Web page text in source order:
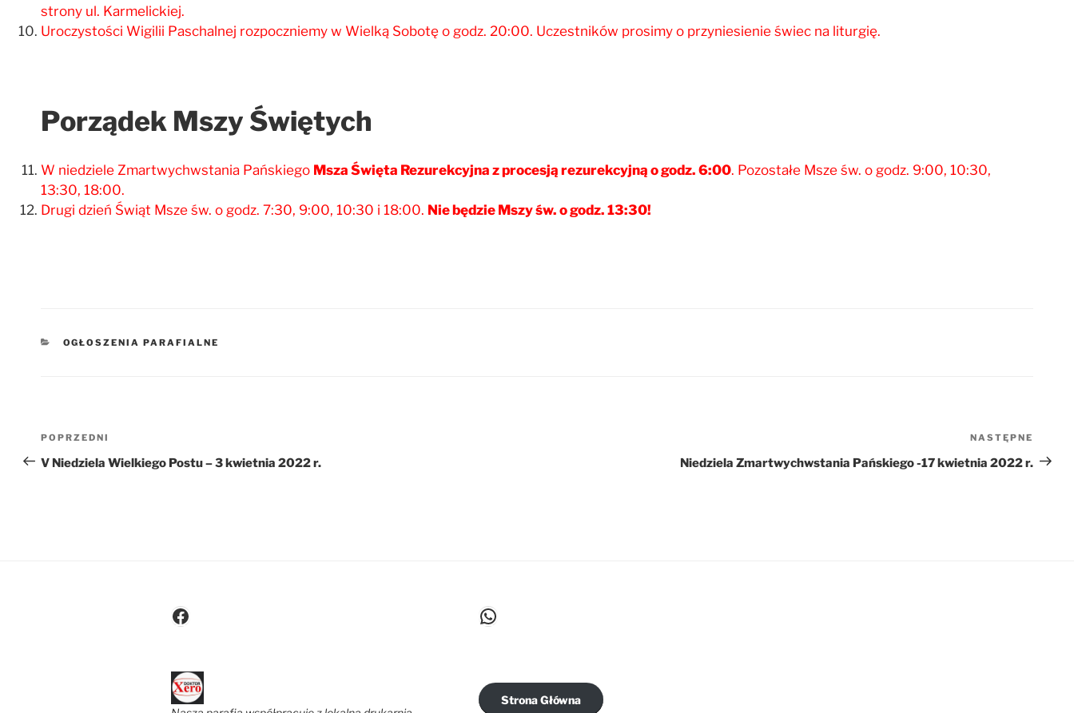
strony ul. Karmelickiej.
Uroczystości Wigilii Paschalnej rozpoczniemy w Wielką Sobotę o godz. 20:00. Uczestników prosimy o przyniesienie świec na liturgię.
Porządek Mszy Świętych
W niedziele Zmartwychwstania Pańskiego Msza Święta Rezurekcyjna z procesją rezurekcyjną o godz. 6:00. Pozostałe Msze św. o godz. 9:00, 10:30,
13:30, 18:00.
Drugi dzień Świąt Msze św. o godz. 7:30, 9:00, 10:30 i 18:00. Nie będzie Mszy św. o godz. 13:30!
KATEGORIE
OGŁOSZENIA PARAFIALNE
Nawigacja
wpisu
Poprzedni
wpis
POPRZEDNI
V Niedziela Wielkiego Postu – 3 kwietnia 2022 r.
wpis
NASTĘPNE
Niedziela Zmartwychwstania Pańskiego -17 kwietnia 2022 r.
Facebook WhatsApp
Strona Główna